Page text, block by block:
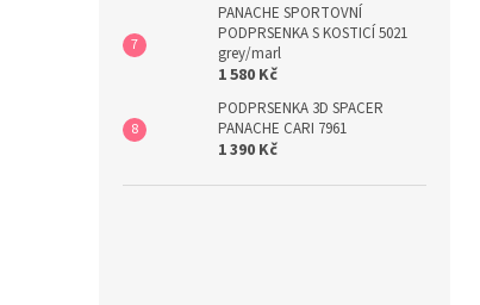
PANACHE SPORTOVNÍ
PODPRSENKA S KOSTICÍ 5021
grey/marl
1 580 Kč
PODPRSENKA 3D SPACER
PANACHE CARI 7961
1 390 Kč